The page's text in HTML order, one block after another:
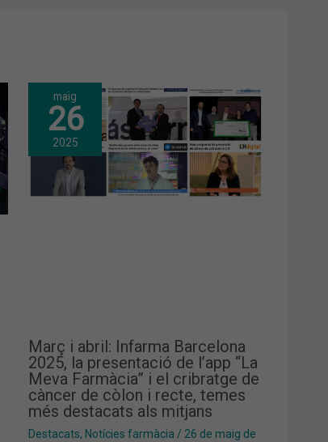
maig
26
2025
Març i abril: Infarma Barcelona
2025, la presentació de l’app “La
Meva Farmàcia” i el cribratge de
càncer de còlon i recte, temes
més destacats als mitjans
Destacats, Notícies farmàcia / 26 de maig de